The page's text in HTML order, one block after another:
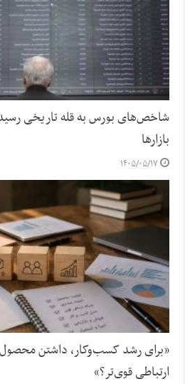
شاخص‌های بورس به قله تاریخی
بازارها
۱۴۰۵/۰۵/۱۷
«برای رشد کسب‌وکار، داشتن
ارتباطی قوی‌تر؟»